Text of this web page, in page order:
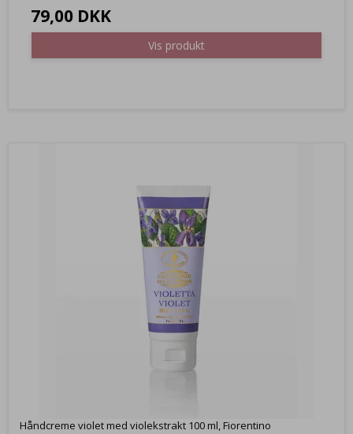
79,00 DKK
Vis produkt
Håndcreme violet med violekstrakt 100 ml, Fiorentino